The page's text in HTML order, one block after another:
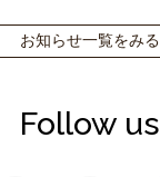
お知らせ一覧をみる
Follow us